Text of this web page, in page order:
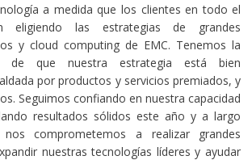
a medida que los clientes en todo el
eligiendo las estrategias de grandes
y cloud computing de EMC. Tenemos la
de que nuestra estrategia está bien
por productos y servicios premiados, y
Seguimos confiando en nuestra capacidad
resultados sólidos este año y a largo
nos comprometemos a realizar grandes
nuestras tecnologías líderes y ayudar